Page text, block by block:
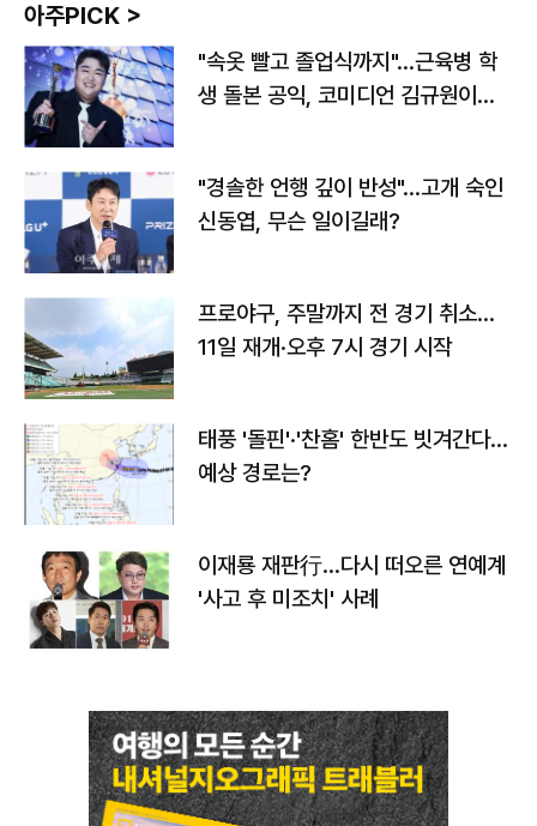
아주PICK >
"속옷 빨고 졸업식까지"…근육병 학
생 돌본 공익, 코미디언 김규원이었
"경솔한 언행 깊이 반성"…고개 숙인
신동엽, 무슨 일이길래?
프로야구, 주말까지 전 경기 취소…
11일 재개·오후 7시 경기 시작
태풍 '돌핀'·'찬홈' 한반도 빗겨간다…
예상 경로는?
이재룡 재판行…다시 떠오른 연예계
'사고 후 미조치' 사례